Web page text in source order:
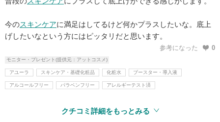
今のスキンケアに満足はしてるけど何かプラスしたいな。底上
げしたいなという方にはピッタリだと思います。
参考になった 0
モニター・プレゼント(提供元：アットコスメ)
アユーラ スキンケア・基礎化粧品 化粧水 ブースター・導入液
アルコールフリー パラベンフリー アレルギーテスト済
クチコミ詳細をもっとみる